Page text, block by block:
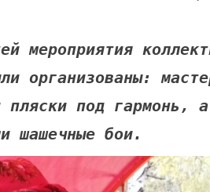
организованы:
пляски под гармонь,
шашечные бои.